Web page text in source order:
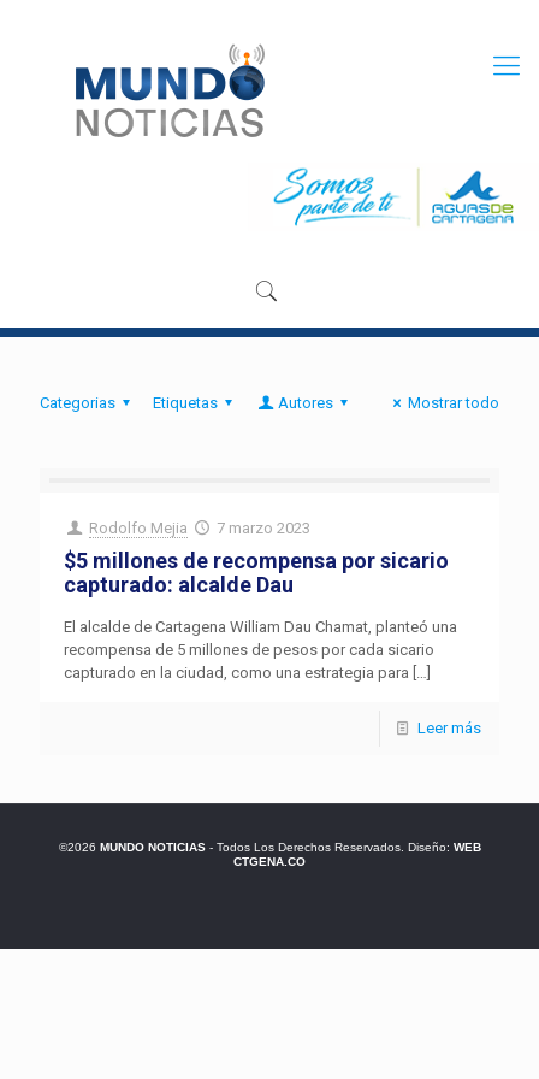
Categorias Etiquetas Autores Mostrar todo
Rodolfo Mejia 7 marzo 2023
$5 millones de recompensa por sicario
capturado: alcalde Dau
El alcalde de Cartagena William Dau Chamat, planteó una
recompensa de 5 millones de pesos por cada sicario
capturado en la ciudad, como una estrategia para […]
Leer más
©2026 MUNDO NOTICIAS- Todos Los Derechos Reservados. Diseño: WEB
CTGENA.CO